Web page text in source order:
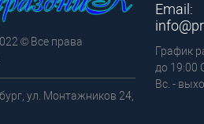
© Все права
ул. Монтажников 24,
Email:
График
до 19:00
Вс. -